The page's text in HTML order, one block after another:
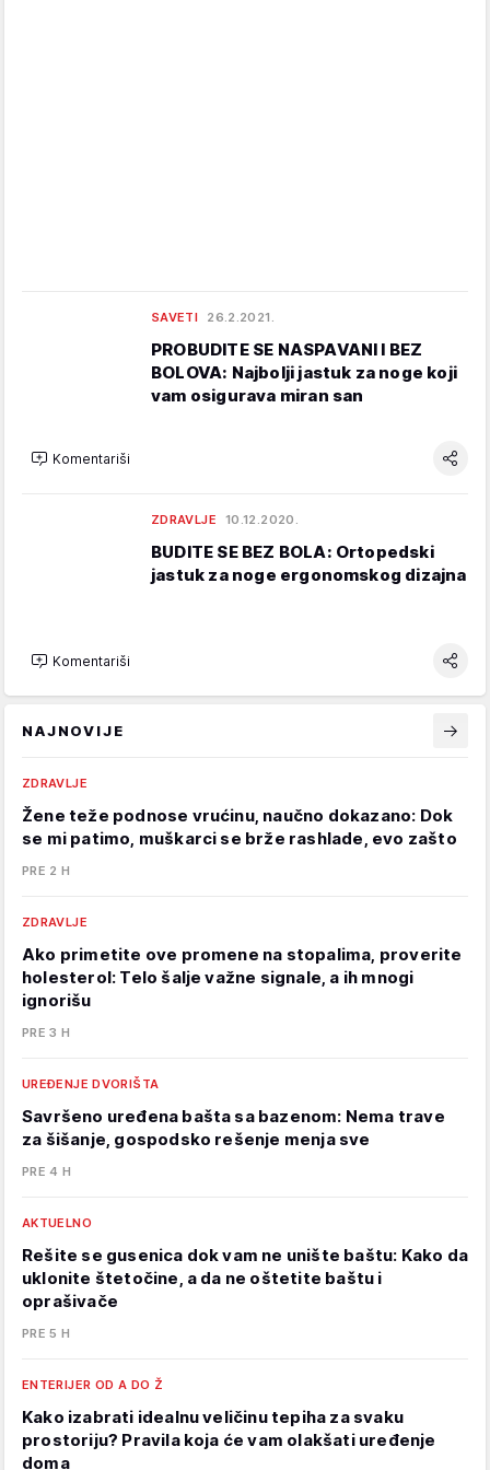
SAVETI 26.2.2021.
PROBUDITE SE NASPAVANI I BEZ
BOLOVA: Najbolji jastuk za noge koji
vam osigurava miran san
Komentariši
ZDRAVLJE 10.12.2020.
BUDITE SE BEZ BOLA: Ortopedski
jastuk za noge ergonomskog dizajna
Komentariši
NAJNOVIJE
ZDRAVLJE
Žene teže podnose vrućinu, naučno dokazano: Dok
se mi patimo, muškarci se brže rashlade, evo zašto
PRE 2 H
ZDRAVLJE
Ako primetite ove promene na stopalima, proverite
holesterol: Telo šalje važne signale, a ih mnogi
ignorišu
PRE 3 H
UREĐENJE DVORIŠTA
Savršeno uređena bašta sa bazenom: Nema trave
za šišanje, gospodsko rešenje menja sve
PRE 4 H
AKTUELNO
Rešite se gusenica dok vam ne unište baštu: Kako da
uklonite štetočine, a da ne oštetite baštu i
oprašivače
PRE 5 H
ENTERIJER OD A DO Ž
Kako izabrati idealnu veličinu tepiha za svaku
prostoriju? Pravila koja će vam olakšati uređenje
doma